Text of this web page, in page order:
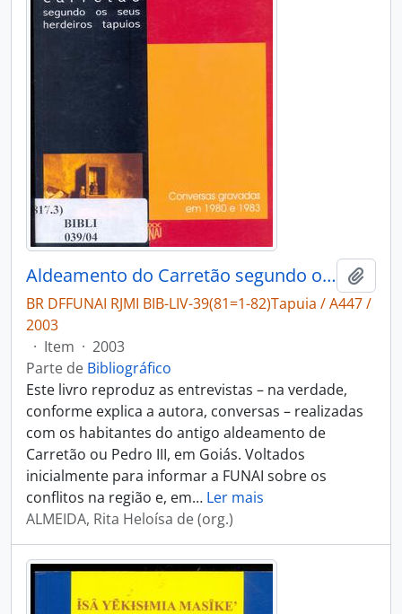
Aldeamento do Carretão segundo os seus herdeiros Tapuios: conversas gravadas em 1980 e 1983
BR DFFUNAI RJMI BIB-LIV-39(81=1-82)Tapuia / A447 /
2003
· Item · 2003
Parte de Bibliográfico
Este livro reproduz as entrevistas – na verdade,
conforme explica a autora, conversas – realizadas
com os habitantes do antigo aldeamento de
Carretão ou Pedro III, em Goiás. Voltados
inicialmente para informar a FUNAI sobre os
conflitos na região e, em… Ler mais
ALMEIDA, Rita Heloísa de (org.)